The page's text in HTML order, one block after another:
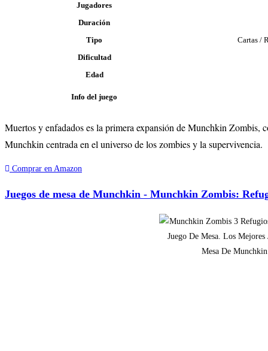
Jugadores
Duración
Tipo
Cartas /
Dificultad
Edad
Info del juego
Muertos y enfadados es la primera expansión de Munchkin Zombis,
Munchkin centrada en el universo de los zombies y la supervivencia.
Comprar en Amazon
Juegos de mesa de Munchkin - Munchkin Zombis: